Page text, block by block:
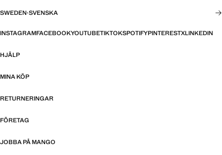
SWEDEN·SVENSKA
INSTAGRAMFACEBOOKYOUTUBETIKTOKSPOTIFYPINTERESTXLINKEDIN
HJÄLP
MINA KÖP
RETURNERINGAR
FÖRETAG
JOBBA PÅ MANGO